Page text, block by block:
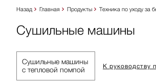
Назад Главная Продукты Техника по уходу за
Сушильные машины
Сушильные машины
с тепловой помпой
К руководству